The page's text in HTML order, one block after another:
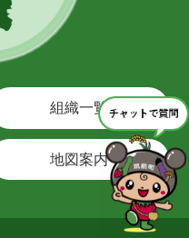
組織一覧
地図案内